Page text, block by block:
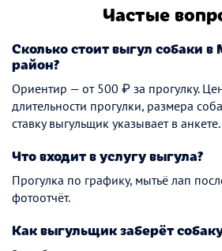
Частые
Сколько стоит выгул собаки в
район?
Ориентир — от 500 ₽ за прогулку.
длительности прогулки, размера
ставку выгульщик указывает в анкете.
Что входит в услугу выгула?
Прогулка по графику, мытьё лап
фотоотчёт.
Как выгульщик заберёт